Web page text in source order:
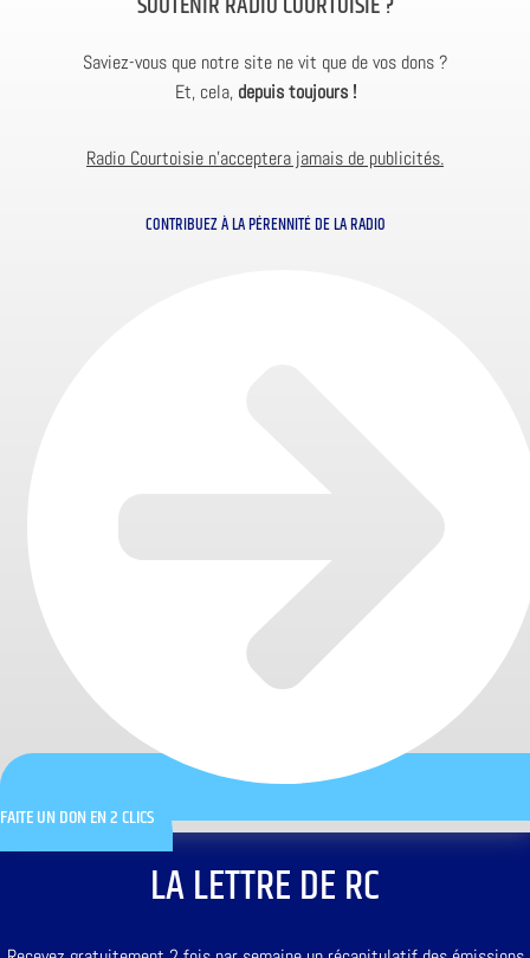
Saviez-vous que notre site ne vit que de vos dons ?
Et, cela, depuis toujours !
Radio Courtoisie n’acceptera jamais de publicités.
CONTRIBUEZ À LA PÉRENNITÉ DE LA RADIO
FAITE UN DON EN 2 CLICS
LA LETTRE DE RC